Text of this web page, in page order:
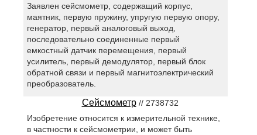
Заявлен сейсмометр, содержащий корпус,
маятник, первую пружину, упругую первую опору,
генератор, первый аналоговый выход,
последовательно соединенные первый
емкостный датчик перемещения, первый
усилитель, первый демодулятор, первый блок
обратной связи и первый магнитоэлектрический
преобразователь.
Сейсмометр// 2738732
Изобретение относится к измерительной технике,
в частности к сейсмометрии, и может быть